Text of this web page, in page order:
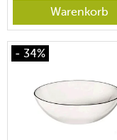
Warenkorb
- 34%